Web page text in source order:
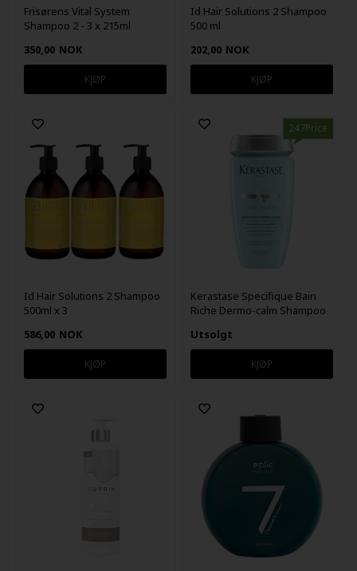
Frisørens Vital System
Shampoo 2 - 3 x 215ml
350,00 NOK
Id Hair Solutions 2 Shampoo
500 ml
202,00 NOK
Id Hair Solutions 2 Shampoo
500ml x 3
586,00 NOK
247Price
Kerastase Specifique Bain
Riche Dermo-calm Shampoo
Utsolgt